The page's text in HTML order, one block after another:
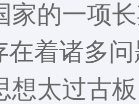
的一项
着诸多
太过古